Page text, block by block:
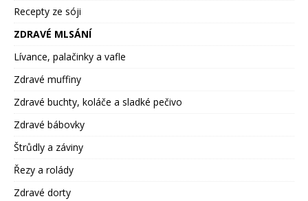
Recepty ze sóji
ZDRAVÉ MLSÁNÍ
Lívance, palačinky a vafle
Zdravé muffiny
Zdravé buchty, koláče a sladké pečivo
Zdravé bábovky
Štrůdly a záviny
Řezy a rolády
Zdravé dorty